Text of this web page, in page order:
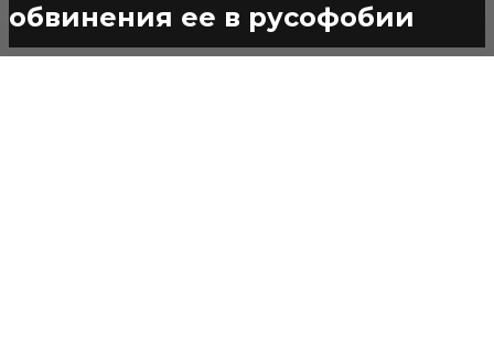
обвинения ее в русофобии